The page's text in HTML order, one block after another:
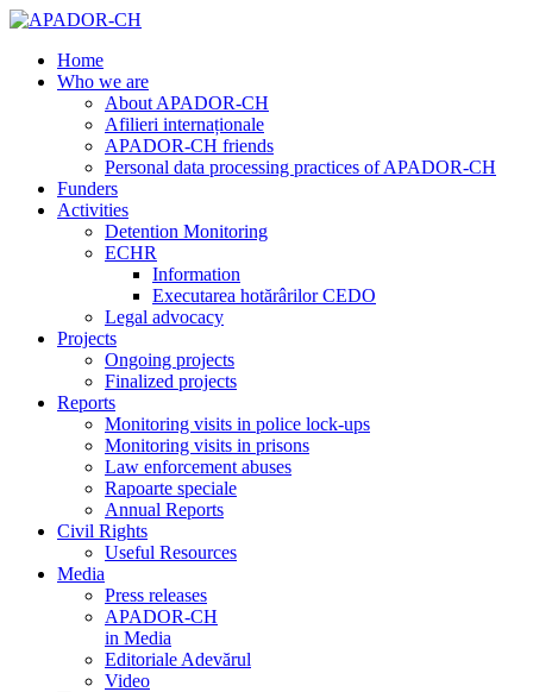
Home
Who we are
About APADOR-CH
Afilieri internaționale
APADOR-CH friends
Personal data processing practices of APADOR-CH
Funders
Activities
Detention Monitoring
ECHR
Information
Executarea hotărârilor CEDO
Legal advocacy
Projects
Ongoing projects
Finalized projects
Reports
Monitoring visits in police lock-ups
Monitoring visits in prisons
Law enforcement abuses
Rapoarte speciale
Annual Reports
Civil Rights
Useful Resources
Media
Press releases
APADOR-CH
in Media
Editoriale Adevărul
Video